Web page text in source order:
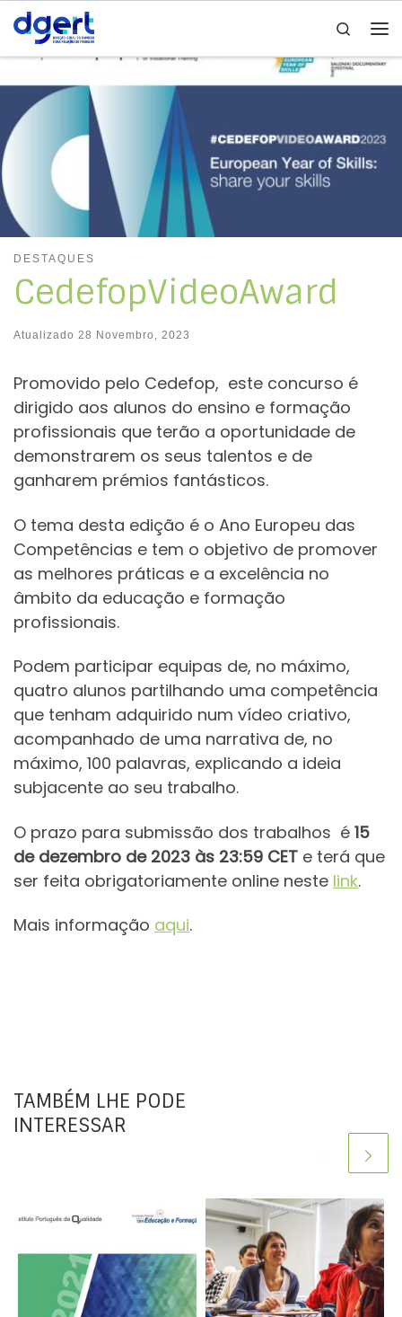
Skip to content
Search
DESTAQUES
CedefopVideoAward
Atualizado 28 Novembro, 2023
Promovido pelo Cedefop, este concurso é
dirigido aos alunos do ensino e formação
profissionais que terão a oportunidade de
demonstrarem os seus talentos e de
ganharem prémios fantásticos.
O tema desta edição é o Ano Europeu das
Competências e tem o objetivo de promover
as melhores práticas e a excelência no
âmbito da educação e formação
profissionais.
Podem participar equipas de, no máximo,
quatro alunos partilhando uma competência
que tenham adquirido num vídeo criativo,
acompanhado de uma narrativa de, no
máximo, 100 palavras, explicando a ideia
subjacente ao seu trabalho.
O prazo para submissão dos trabalhos é 15
de dezembro de 2023 às 23:59 CET e terá que
ser feita obrigatoriamente online neste link.
Mais informação aqui.
TAMBÉM LHE PODE
INTERESSAR